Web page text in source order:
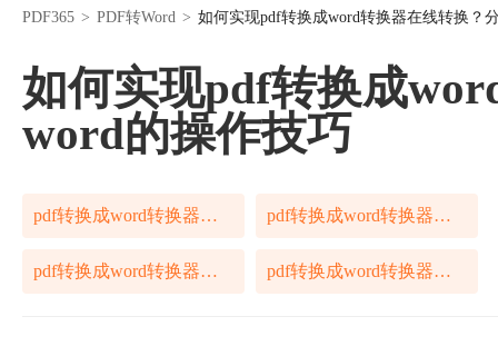
PDF365 > PDF转Word > 如何实现pdf转换成word转换器在线转换？
如何实现pdf转换成
word的操作技巧
pdf转换成word转换器在线 pdf转换成word转换器在线转换
pdf转换成word转换器在线免费 pdf转换成word转换器在线推荐